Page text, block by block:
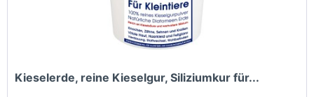
Kieselerde, reine Kieselgur, Siliziumkur für...